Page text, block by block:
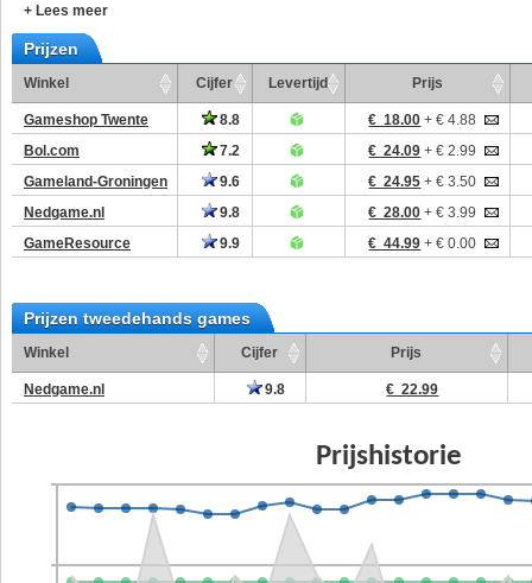
+ Lees meer
Prijzen
Winkel Cijfer Levertijd Prijs
Gameshop Twente 8.8 € 18.00 + € 4.88
Bol.com
7.2 € 24.09 + € 2.99
Gameland-Groningen
9.6 € 24.95 + € 3.50
Nedgame.nl
9.8 € 28.00 + € 3.99
GameResource
9.9 € 44.99 + € 0.00
Prijzen tweedehands games
Winkel Cijfer Prijs
Nedgame.nl 9.8 € 22.99